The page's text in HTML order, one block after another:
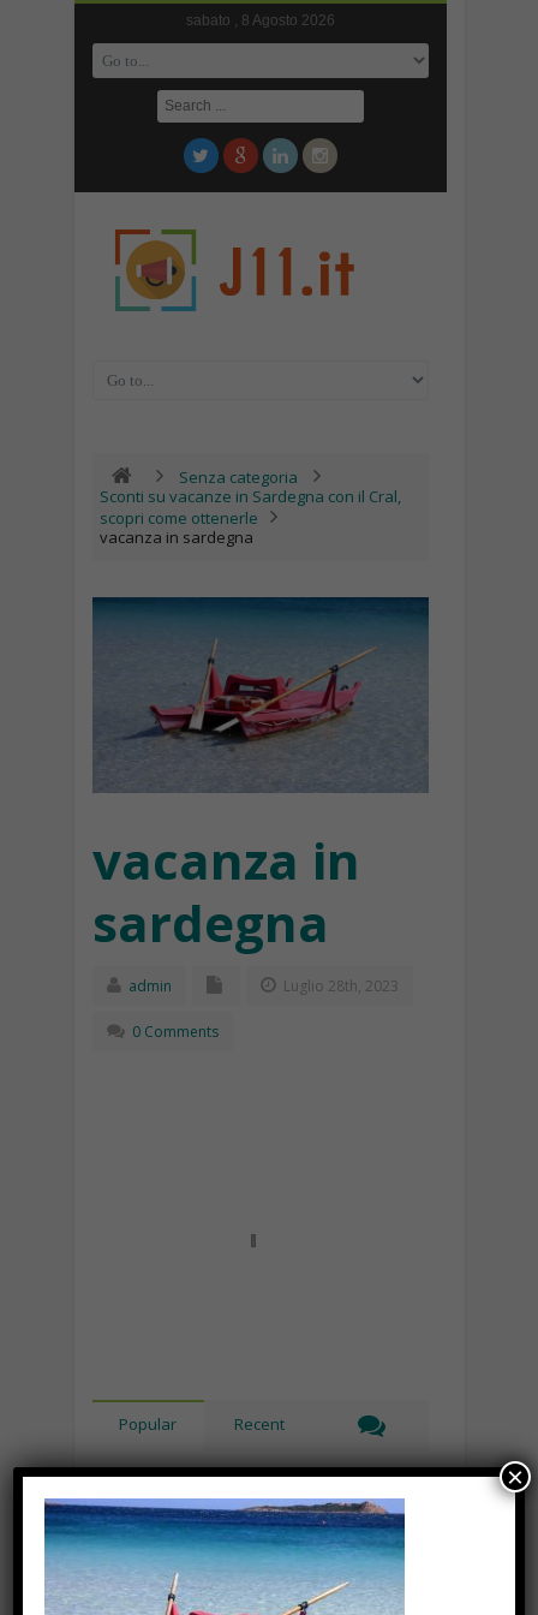
sabato , 8 Agosto 2026
Senza categoria
Sconti su vacanze in Sardegna con il Cral,
scopri come ottenerle
vacanza in sardegna
vacanza in
sardegna
admin Luglio 28th, 2023
0 Comments
Popular Recent
Lipolaser, cos’è, come funziona e
quali sono le controindicazioni
Novembre 14th, 2018
Recinto per cani fai da te, cosa
serve e come costruirlo
×